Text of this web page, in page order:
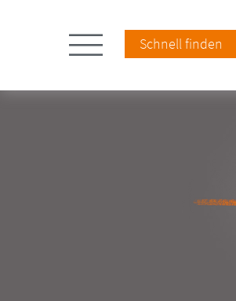
Schnell finden